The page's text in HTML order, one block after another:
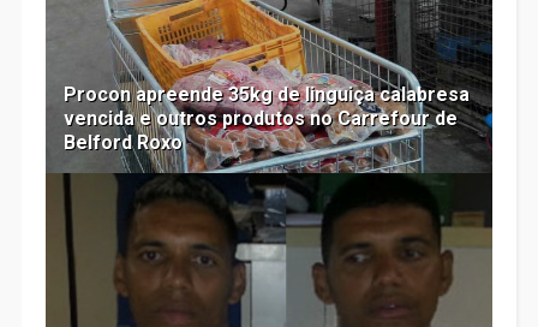
Procon apreende 35kg de linguiça calabresa
vencida e outros produtos no Carrefour de
Belford Roxo